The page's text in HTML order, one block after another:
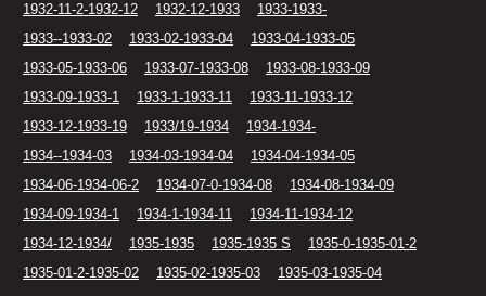
1932-11-2-1932-12
1932-12-1933
1933-1933-
1933--1933-02
1933-02-1933-04
1933-04-1933-05
1933-05-1933-06
1933-07-1933-08
1933-08-1933-09
1933-09-1933-1
1933-1-1933-11
1933-11-1933-12
1933-12-1933-19
1933/19-1934
1934-1934-
1934--1934-03
1934-03-1934-04
1934-04-1934-05
1934-06-1934-06-2
1934-07-0-1934-08
1934-08-1934-09
1934-09-1934-1
1934-1-1934-11
1934-11-1934-12
1934-12-1934/
1935-1935 1935-1935 S
1935-0-1935-01-2
1935-01-2-1935-02
1935-02-1935-03
1935-03-1935-04